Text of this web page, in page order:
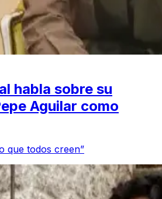
habla sobre su
Aguilar como
que todos creen”